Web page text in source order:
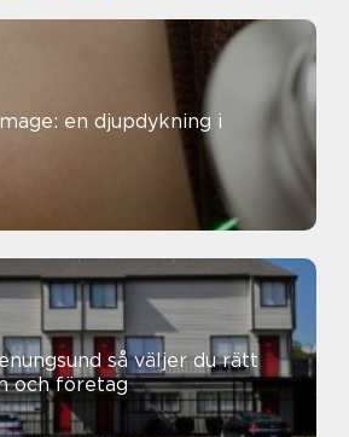
en djupdykning i
så väljer du rätt
och företag